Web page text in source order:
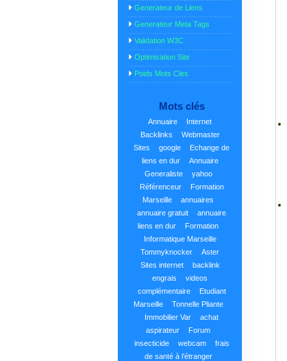
Generateur de Liens
Generateur Meta Tags
Validation W3C
Optimisation Site
Poids Mots Cles
Mots clés
Annuaire
Internet
Backlinks
Webmaster
Sites
google
Echange de
liens en dur
Annuaire
Generaliste
yahoo
Référenceur
Formation
Marseille
annuaires
annuaire gratuit
annuaire
liens en dur
Formation
Informatique Marseille
Tommyknocker
Aster
Sites internet
backlink
engrais
videos
complémentaire
Etudiant
Marseille
Tonnelle Pliante
Immobilier Var
achat
aspirateur
Forum
insecticide
webcam
frais
de santé à l’étranger